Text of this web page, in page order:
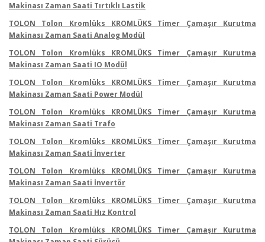
Makinası Zaman Saati Tırtıklı Lastik
TOLON Tolon Kromlüks KROMLÜKS Timer Çamaşır Kurutma
Makinası Zaman Saati Analog Modül
TOLON Tolon Kromlüks KROMLÜKS Timer Çamaşır Kurutma
Makinası Zaman Saati IO Modül
TOLON Tolon Kromlüks KROMLÜKS Timer Çamaşır Kurutma
Makinası Zaman Saati Power Modül
TOLON Tolon Kromlüks KROMLÜKS Timer Çamaşır Kurutma
Makinası Zaman Saati Trafo
TOLON Tolon Kromlüks KROMLÜKS Timer Çamaşır Kurutma
Makinası Zaman Saati İnverter
TOLON Tolon Kromlüks KROMLÜKS Timer Çamaşır Kurutma
Makinası Zaman Saati İnvertör
TOLON Tolon Kromlüks KROMLÜKS Timer Çamaşır Kurutma
Makinası Zaman Saati Hız Kontrol
TOLON Tolon Kromlüks KROMLÜKS Timer Çamaşır Kurutma